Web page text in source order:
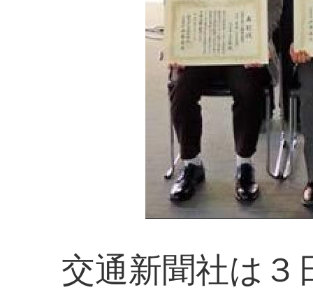
交通新聞社は３